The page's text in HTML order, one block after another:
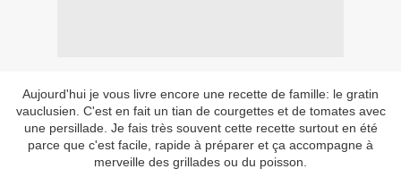
Aujourd'hui je vous livre encore une recette de famille: le gratin
vauclusien. C'est en fait un tian de courgettes et de tomates avec
une persillade. Je fais très souvent cette recette surtout en été
parce que c'est facile, rapide à préparer et ça accompagne à
merveille des grillades ou du poisson.